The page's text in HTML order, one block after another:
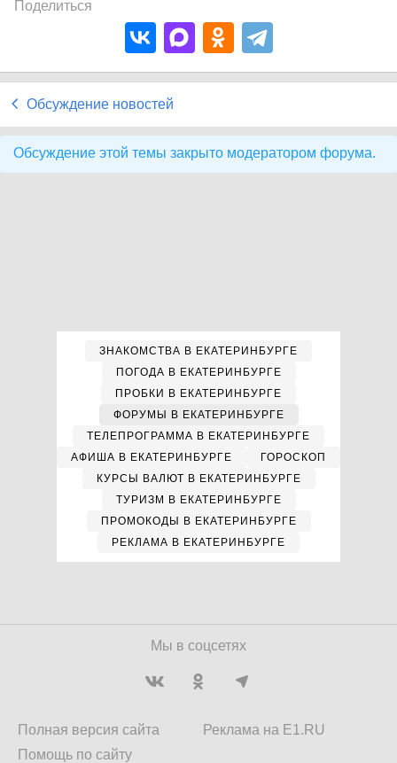
Поделиться
Обсуждение новостей
Обсуждение этой темы закрыто модератором форума.
ЗНАКОМСТВА В ЕКАТЕРИНБУРГЕ
ПОГОДА В ЕКАТЕРИНБУРГЕ
ПРОБКИ В ЕКАТЕРИНБУРГЕ
ФОРУМЫ В ЕКАТЕРИНБУРГЕ
ТЕЛЕПРОГРАММА В ЕКАТЕРИНБУРГЕ
АФИША В ЕКАТЕРИНБУРГЕ
ГОРОСКОП
КУРСЫ ВАЛЮТ В ЕКАТЕРИНБУРГЕ
ТУРИЗМ В ЕКАТЕРИНБУРГЕ
ПРОМОКОДЫ В ЕКАТЕРИНБУРГЕ
РЕКЛАМА В ЕКАТЕРИНБУРГЕ
Мы в соцсетях
Полная версия сайта
Помощь по сайту
Реклама на E1.RU